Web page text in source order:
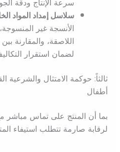
سلاسل إمداد المواد
الأنسجة غير
اللاصقة، والمقارنة
لضمان استقرار
ثالثاً: حوكمة الامتثال والشرعية
أطفال
بما أن المنتج على تماس
لرقابة صارمة تتطلب استيفاء